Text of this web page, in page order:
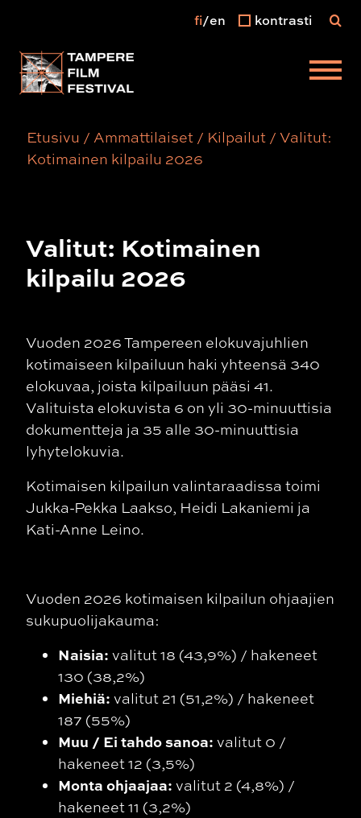
Päävalikko
fi en kontrasti
Etusivu / Ammattilaiset/ Kilpailut/ Valitut:
Kotimainen kilpailu 2026
Valitut: Kotimainen
kilpailu 2026
Vuoden 2026 Tampereen elokuvajuhlien
kotimaiseen kilpailuun haki yhteensä 340
elokuvaa, joista kilpailuun pääsi 41.
Valituista elokuvista 6 on yli 30-minuuttisia
dokumentteja ja 35 alle 30-minuuttisia
lyhytelokuvia.
Kotimaisen kilpailun valintaraadissa toimi
Jukka-Pekka Laakso, Heidi Lakaniemi ja
Kati-Anne Leino.
Vuoden 2026 kotimaisen kilpailun ohjaajien
sukupuolijakauma:
Naisia: valitut 18 (43,9%) / hakeneet
130 (38,2%)
Miehiä: valitut 21 (51,2%) / hakeneet
187 (55%)
Muu / Ei tahdo sanoa: valitut 0 /
hakeneet 12 (3,5%)
Monta ohjaajaa: valitut 2 (4,8%) /
hakeneet 11 (3,2%)